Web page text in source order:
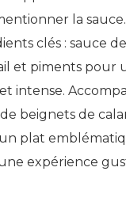
la
clés : sauce
et piments pour
intense.
beignets de
plat
expérience